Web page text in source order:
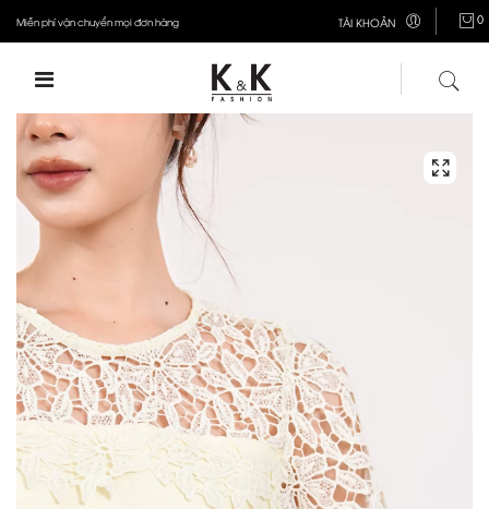
Miễn phí vận chuyển mọi đơn hàng TÀI KHOẢN 0